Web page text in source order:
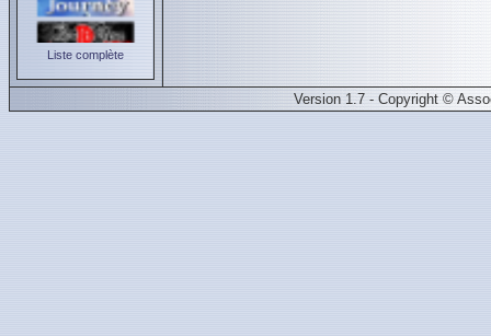
Liste complète
Version 1.7 - Copyright ©